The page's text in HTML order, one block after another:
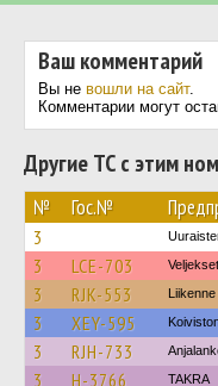
Ваш комментарий
Вы не вошли на сайт.
Комментарии могут
Другие ТС с этим
№ Гос.№
3
3 LCE-703
3 RJK-553
3 XEY-595
3 RJH-733
3 H-3766 TAKRA